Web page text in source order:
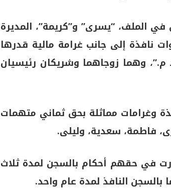
الملف، “يسرى” و”كريمة”، المديرة
نافذة إلى جانب غرامة مالية قدرها
م.”، وهما زوجاهما وشريكان رئيسيان
وغرامات مماثلة بحق ثماني متهمات
فاطمة، سعدية، وليلى.
في حقهم أحكام بالسجن لمدة ثلاث
بالسجن النافذ لمدة عام واحد.